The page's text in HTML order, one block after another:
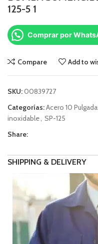
125-5 1
Comprar por
Compare Add to
SKU:00839727
Categorías:Acero 10
inoxidable, SP-125
Share:
SHIPPING & DELIVERY